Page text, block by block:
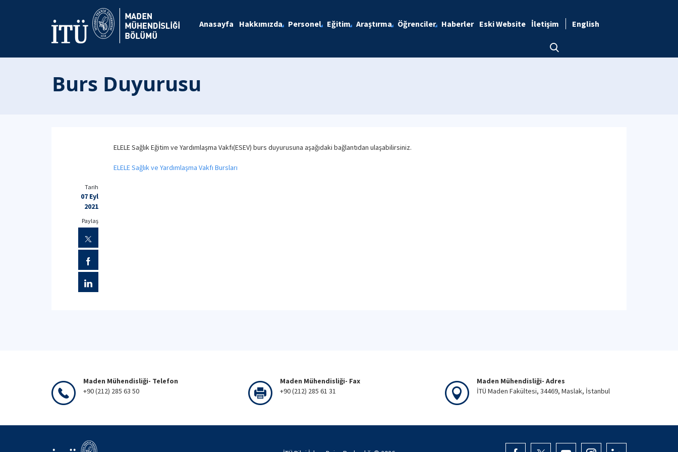
Anasayfa Hakkımızda Personel Eğitim Araştırma Öğrenciler Haberler Eski Website İletişim English
Burs Duyurusu
ELELE Sağlık Eğitim ve Yardımlaşma Vakfı(ESEV) burs duyurusuna aşağıdaki bağlantıdan ulaşabilirsiniz.
ELELE Sağlık ve Yardımlaşma Vakfı Bursları
Tarih
07 Eyl
2021
Paylaş
Maden Mühendisliği- Telefon
+90 (212) 285 63 50
Maden Mühendisliği- Fax
+90 (212) 285 61 31
Maden Mühendisliği- Adres
İTÜ Maden Fakültesi, 34469, Maslak, İstanbul